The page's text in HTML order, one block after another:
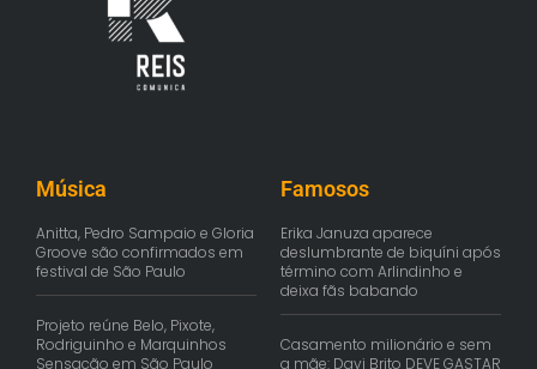
Música
Anitta, Pedro Sampaio e Gloria
Groove são confirmados em
festival de São Paulo
Projeto reúne Belo, Pixote,
Rodriguinho e Marquinhos
Sensação em São Paulo
Famosos
Erika Januza aparece
deslumbrante de biquíni após
término com Arlindinho e
deixa fãs babando
Casamento milionário e sem
a mãe: Davi Brito DEVE GASTAR